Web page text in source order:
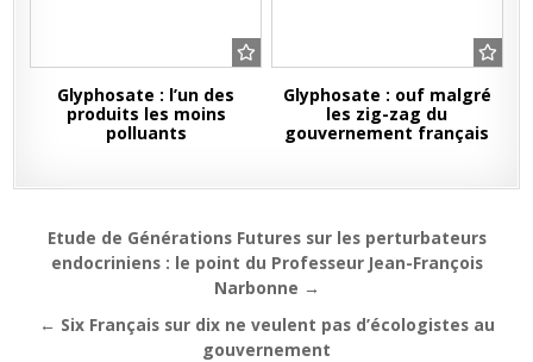
Glyphosate : l’un des
produits les moins
polluants
Glyphosate : ouf malgré
les zig-zag du
gouvernement français
Navigation
l’article
Etude de Générations Futures sur les perturbateurs
endocriniens : le point du Professeur Jean-François
Narbonne →
← Six Français sur dix ne veulent pas d’écologistes au
gouvernement